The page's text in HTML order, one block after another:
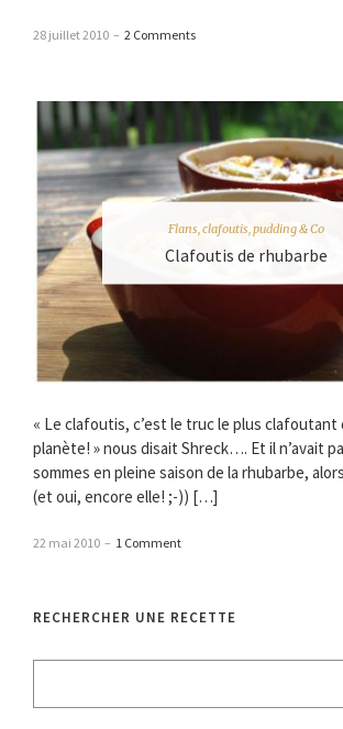
28 juillet 2010 – 2 Comments
Flans, clafoutis, pudding & Co
Clafoutis de rhubarbe
« Le clafoutis, c’est le truc le plus
planète! » nous disait Shreck…. Et il n’avait
sommes en pleine saison de la rhubarbe,
(et oui, encore elle! ;-)) […]
22 mai 2010 – 1 Comment
RECHERCHER UNE RECETTE